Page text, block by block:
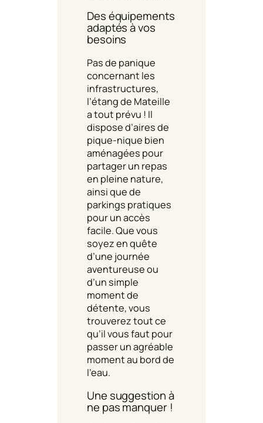
Des équipements
adaptés à vos
besoins
Pas de panique
concernant les
infrastructures,
l’étang de Mateille
a tout prévu ! Il
dispose d’aires de
pique-nique bien
aménagées pour
partager un repas
en pleine nature,
ainsi que de
parkings pratiques
pour un accès
facile. Que vous
soyez en quête
d’une journée
aventureuse ou
d’un simple
moment de
détente, vous
trouverez tout ce
qu’il vous faut pour
passer un agréable
moment au bord de
l’eau.
Une suggestion à
ne pas manquer !